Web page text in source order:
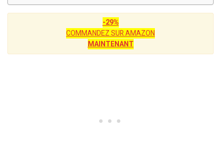
-29%
COMMANDEZ SUR AMAZON
MAINTENANT